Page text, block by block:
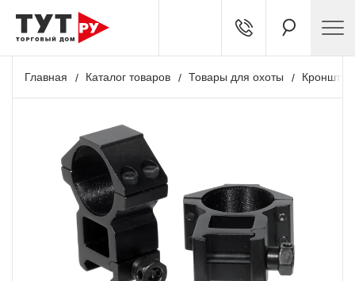
Главная Каталог товаров Товары для охоты
+ 173 бонусов